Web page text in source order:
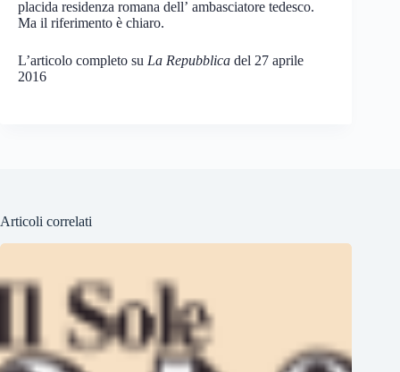
placida residenza romana dell’ ambasciatore tedesco.
Ma il riferimento è chiaro.
L’articolo completo su La Repubblica del 27 aprile
2016
Articoli correlati